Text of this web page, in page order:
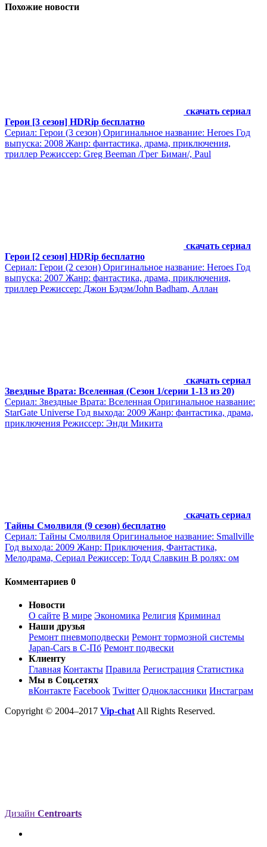
Похожие новости
скачать сериал
Герои [3 сезон] HDRip бесплатно
Сериал: Герои (3 сезон) Оригинальное название: Heroes Год
выпуска: 2008 Жанр: фантастика, драма, приключения,
триллер Режиссер: Greg Beeman /Грег Биман/, Paul
скачать сериал
Герои [2 сезон] HDRip бесплатно
Сериал: Герои (2 сезон) Оригинальное название: Heroes Год
выпуска: 2007 Жанр: фантастика, драма, приключения,
триллер Режиссер: Джон Бэдэм/John Badham, Аллан
скачать сериал
Звездные Врата: Вселенная (Сезон 1/серии 1-13 из 20)
Сериал: Звездные Врата: Вселенная Оригинальное название:
StarGate Universe Год выхода: 2009 Жанр: фантастика, драма,
приключения Режиссер: Энди Микита
скачать сериал
Тайны Смолвиля (9 сезон) бесплатно
Сериал: Тайны Смолвиля Оригинальное название: Smallville
Год выхода: 2009 Жанр: Приключения, Фантастика,
Мелодрама, Сериал Режиссер: Тодд Славкин В ролях: ом
Комментариев 0
Новости
О сайте В мире Экономика Религия Криминал
Наши друзья
Ремонт пневмоподвески Ремонт тормозной системы
Japan-Cars в С-Пб Ремонт подвески
Клиенту
Главная Контакты Правила Регистрация Статистика
Мы в Соц.сетях
вКонтакте Facebook Twitter Одноклассники Инстаграм
Copyright © 2004–2017 Vip-chat All Rights Reserved.
Дизайн Centroarts